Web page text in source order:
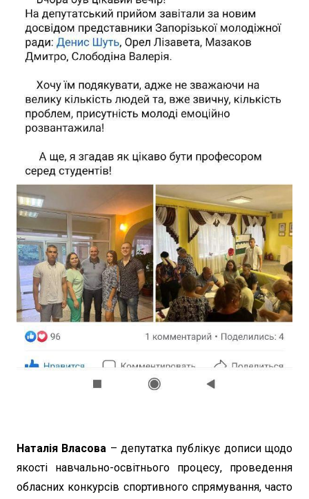
Наталія Власова – депутатка публікує дописи щодо
якості навчально-освітнього процесу, проведення
обласних конкурсів спортивного спрямування, часто